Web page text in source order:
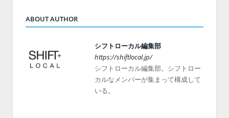
ABOUT AUTHOR
シフトローカル編集部
https://shiftlocal.jp/
シフトローカル編集部。シフトロー
カルなメンバーが集まって構成して
いる。